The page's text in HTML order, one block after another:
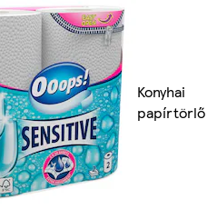
Konyhai
papírtörlő